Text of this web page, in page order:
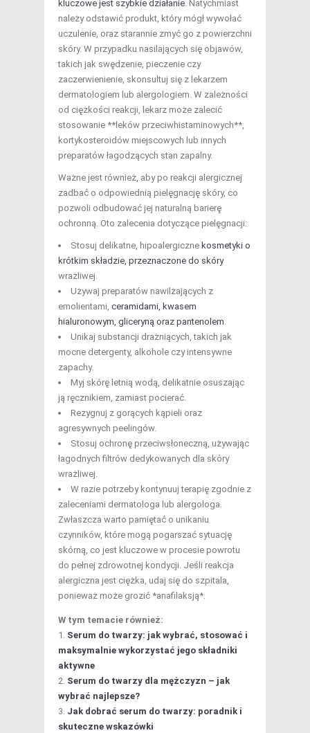
kluczowe jest szybkie działanie. Natychmiast
należy odstawić produkt, który mógł wywołać
uczulenie, oraz starannie zmyć go z powierzchni
skóry. W przypadku nasilających się objawów,
takich jak swędzenie, pieczenie czy
zaczerwienienie, skonsultuj się z lekarzem
dermatologiem lub alergologiem. W zależności
od ciężkości reakcji, lekarz może zalecić
stosowanie **leków przeciwhistaminowych**,
kortykosteroidów miejscowych lub innych
preparatów łagodzących stan zapalny.
Ważne jest również, aby po reakcji alergicznej
zadbać o odpowiednią pielęgnację skóry, co
pozwoli odbudować jej naturalną barierę
ochronną. Oto zalecenia dotyczące pielęgnacji:
Stosuj delikatne, hipoalergiczne kosmetyki o
krótkim składzie, przeznaczone do skóry
wrażliwej.
Używaj preparatów nawilżających z
emolientami, ceramidami, kwasem
hialuronowym, gliceryną oraz pantenolem.
Unikaj substancji drażniących, takich jak
mocne detergenty, alkohole czy intensywne
zapachy.
Myj skórę letnią wodą, delikatnie osuszając
ją ręcznikiem, zamiast pocierać.
Rezygnuj z gorących kąpieli oraz
agresywnych peelingów.
Stosuj ochronę przeciwsłoneczną, używając
łagodnych filtrów dedykowanych dla skóry
wrażliwej.
W razie potrzeby kontynuuj terapię zgodnie z
zaleceniami dermatologa lub alergologa.
Zwłaszcza warto pamiętać o unikaniu
czynników, które mogą pogarszać sytuację
skórną, co jest kluczowe w procesie powrotu
do pełnej zdrowotnej kondycji. Jeśli reakcja
alergiczna jest ciężka, udaj się do szpitala,
ponieważ może grozić *anafilaksją*.
W tym temacie również:
Serum do twarzy: jak wybrać, stosować i
maksymalnie wykorzystać jego składniki
aktywne
Serum do twarzy dla mężczyzn – jak
wybrać najlepsze?
Jak dobrać serum do twarzy: poradnik i
skuteczne wskazówki